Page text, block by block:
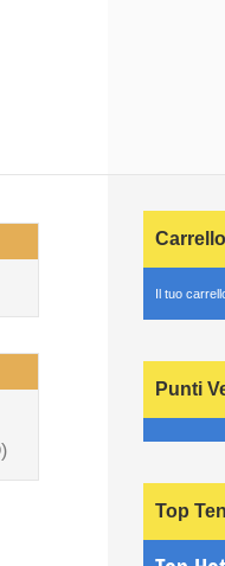
Carrello
Il tuo
Punti
Top Ten